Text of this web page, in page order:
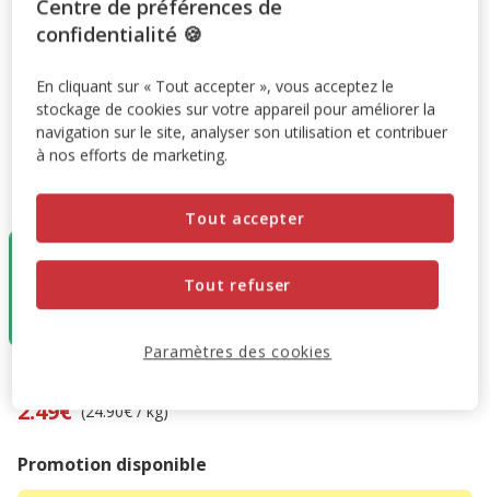
Taille:95g
95g
50%
2.49€
Promotion disponible
2.49€ (24.90€ / kg)
Centre de préférences de
confidentialité 🍪
En cliquant sur « Tout accepter », vous acceptez le
stockage de cookies sur votre appareil pour améliorer la
navigation sur le site, analyser son utilisation et contribuer
à nos efforts de marketing.
Tout refuser
Tout accepter
Paramètres des cookies